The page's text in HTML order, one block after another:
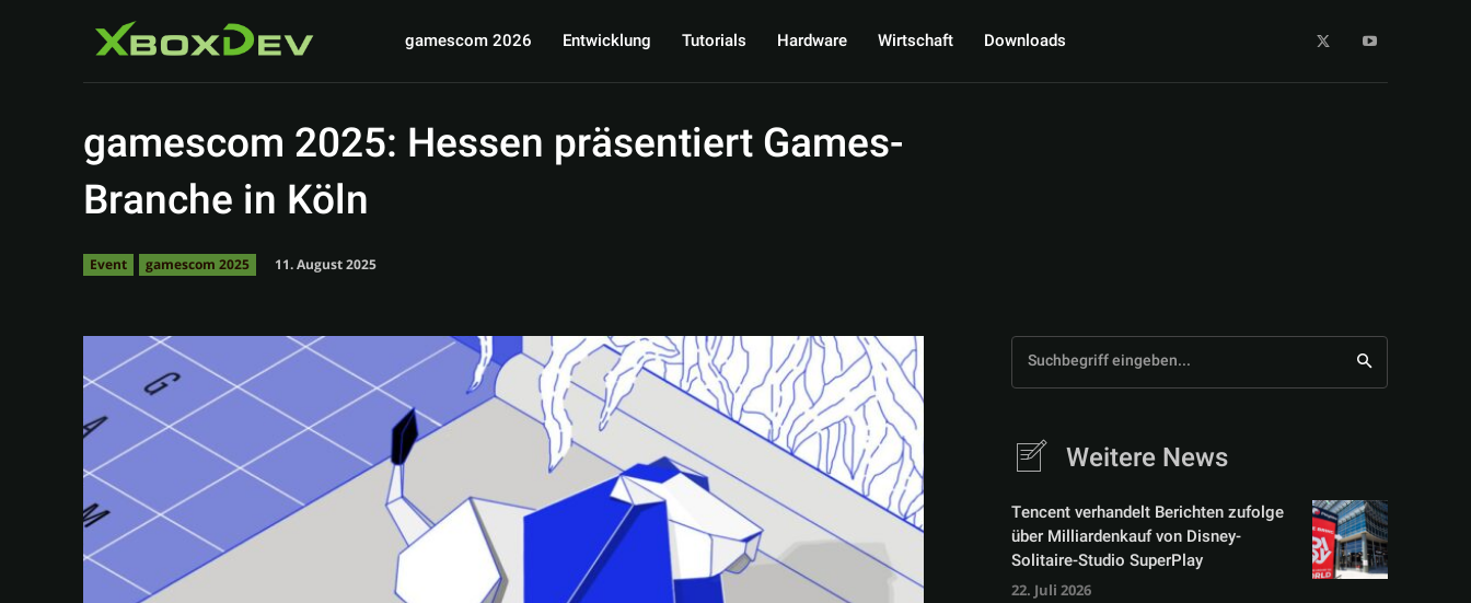
gamescom 2026 Entwicklung Tutorials Hardware Wirtschaft Downloads
gamescom 2025: Hessen präsentiert Games-
Branche in Köln
Event gamescom 2025 11. August 2025
Suchbegriff eingeben...
Weitere News
Tencent verhandelt Berichten zufolge
über Milliardenkauf von Disney-
Solitaire-Studio SuperPlay
22. Juli 2026